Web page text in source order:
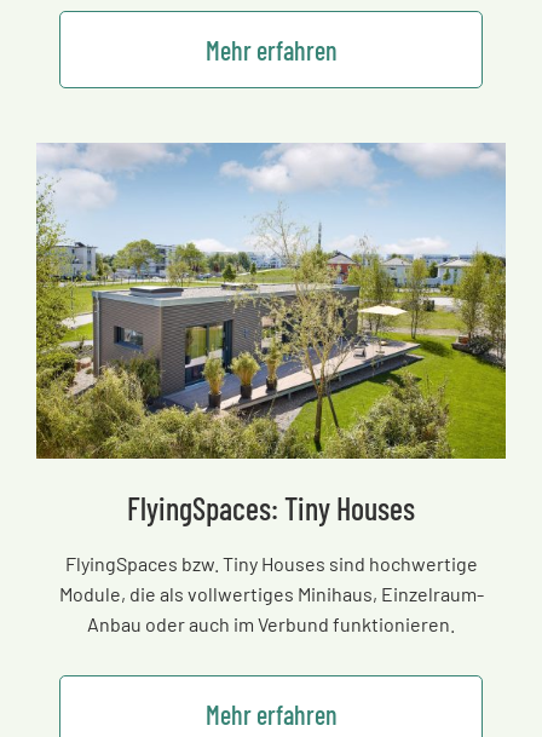
Mehr erfahren
FlyingSpaces: Tiny Houses
FlyingSpaces bzw. Tiny Houses sind hochwertige
Module, die als vollwertiges Minihaus, Einzelraum-
Anbau oder auch im Verbund funktionieren.
Mehr erfahren